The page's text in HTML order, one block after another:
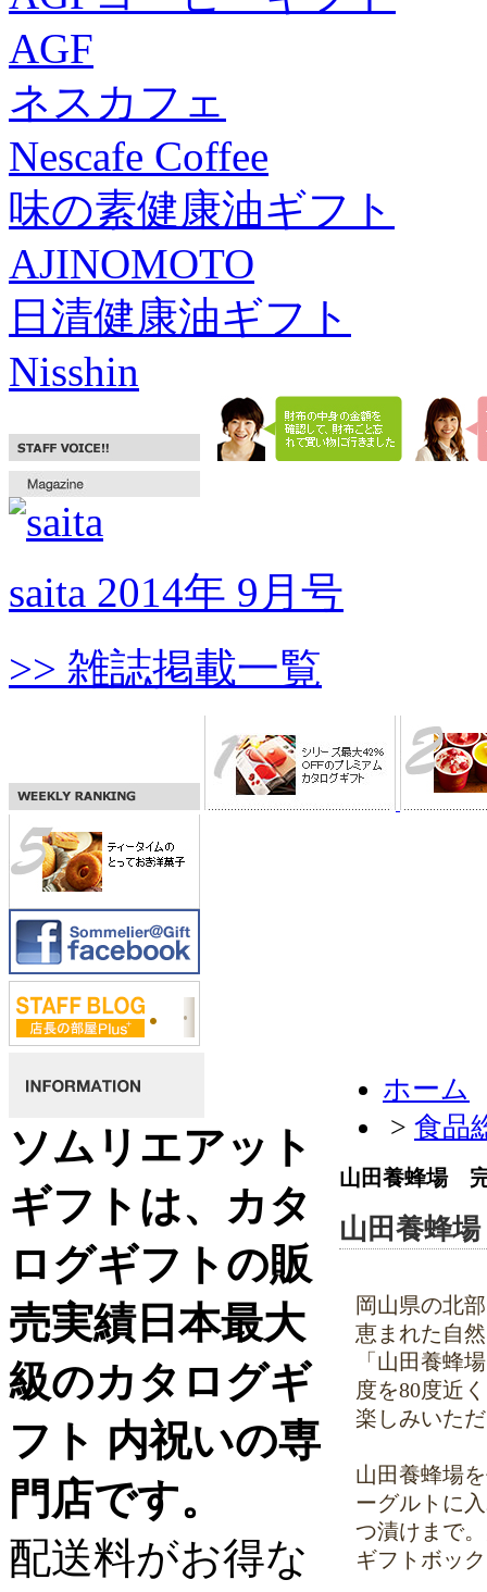
AGF
ネスカフェ
Nescafe Coffee
味の素健康油ギフト
AJINOMOTO
日清健康油ギフト
Nisshin
saita 2014年 9月号
>> 雑誌掲載一覧
ホーム
> 食品
山田養蜂場
山田養蜂
岡山県の北
恵まれた自
「山田養蜂
度を80度近
楽しみいた
山田養蜂場
ーグルトに
つ漬けまで
ギフトボッ
ソムリエアット
ギフトは、カタ
ログギフトの販
売実績日本最大
級のカタログギ
フト 内祝いの専
門店です。
配送料がお得な